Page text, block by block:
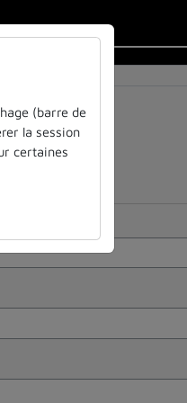
(barre de
la session
certaines